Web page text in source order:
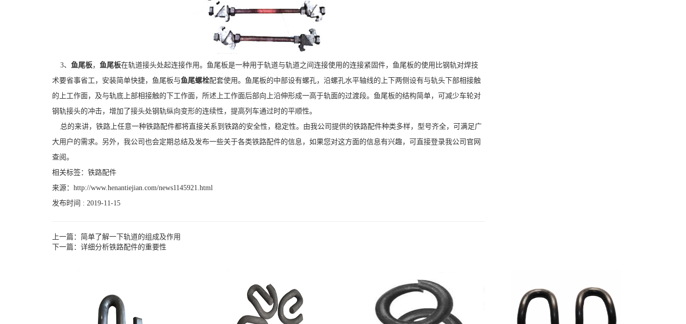
3、 鱼尾板， 鱼尾板在轨道接头处起连接作用。鱼尾板是一种用于轨道与轨道之间连接使用的连接紧固件，鱼尾板的使用比钢轨对焊技
术要省事省工，安装简单快捷，鱼尾板与鱼尾螺栓配套使用。鱼尾板的中部设有螺孔，沿螺孔水平轴线的上下两侧设有与轨头下部相接触
的上工作面，及与轨底上部相接触的下工作面，所述上工作面后部向上沿伸形成一高于轨面的过渡段。鱼尾板的结构简单，可减少车轮对
钢轨接头的冲击，增加了接头处钢轨纵向变形的连续性，提高列车通过时的平顺性。
总的来讲，铁路上任意一种铁路配件都将直接关系到铁路的安全性，稳定性。由我公司提供的铁路配件种类多样，型号齐全，可满足广
大用户的需求。另外，我公司也会定期总结及发布一些关于各类铁路配件的信息，如果您对这方面的信息有兴趣，可直接登录我公司官网
查阅。
相关标签：铁路配件
来源： http://www.henantiejian.com/news1145921.html
发布时间 : 2019-11-15
上一篇： 简单了解一下轨道的组成及作用
下一篇： 详细分析铁路配件的重要性